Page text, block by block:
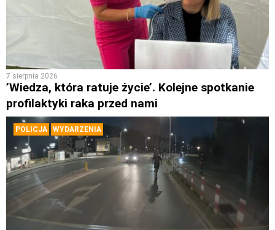
7 sierpnia 2026
’Wiedza, która ratuje życie’. Kolejne spotkanie
profilaktyki raka przed nami
POLICJA WYDARZENIA